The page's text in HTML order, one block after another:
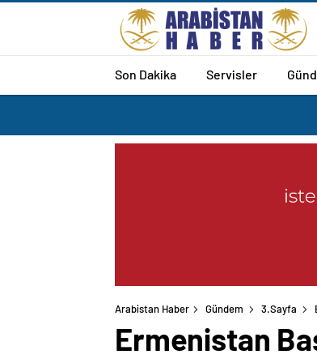
Son Dakika Servisler
Arabistan Haber Gündem 3.Sayfa
Ermenistan